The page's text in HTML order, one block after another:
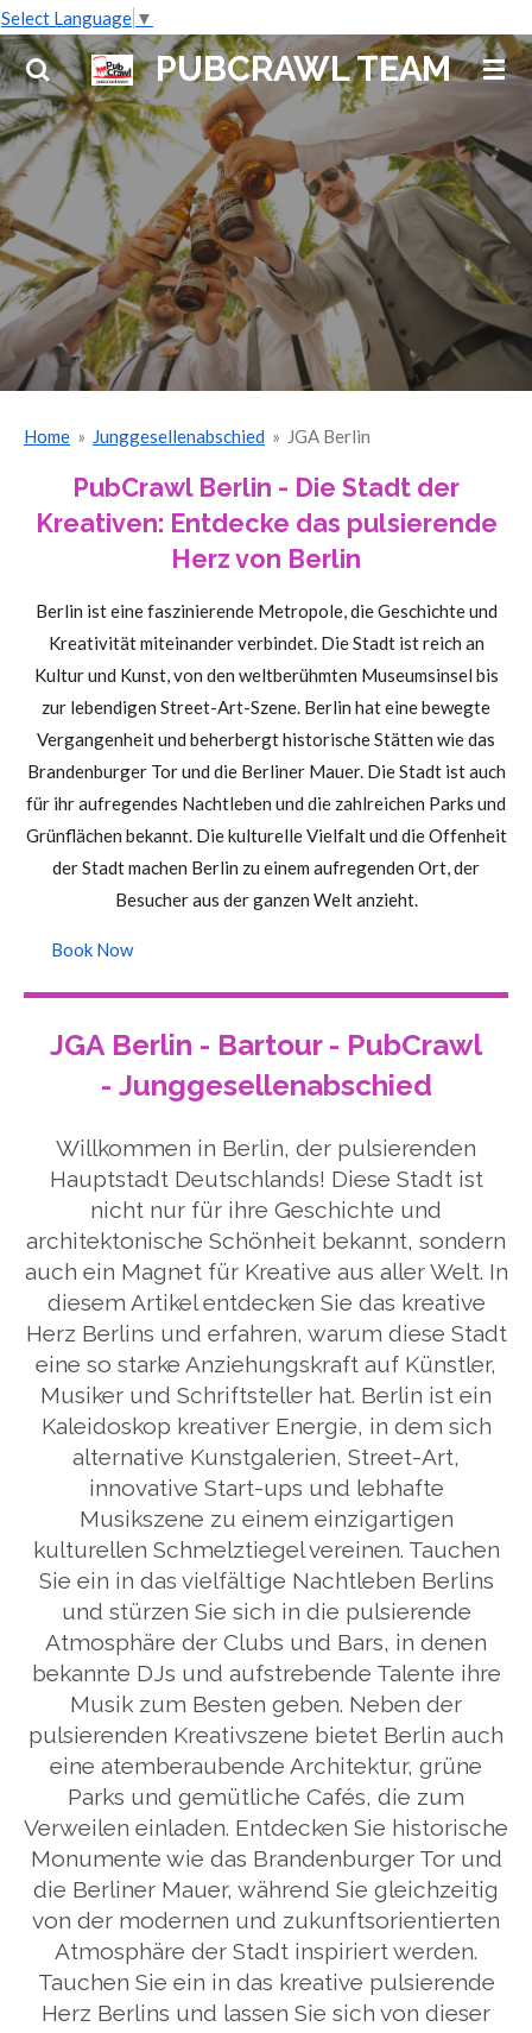
Select Language ▼
Zum
Hauptinhalt
springen
PUBCRAWL TEAM
Home » Junggesellenabschied » JGA Berlin
PubCrawl Berlin - Die Stadt der
Kreativen: Entdecke das pulsierende
Herz von Berlin
Berlin ist eine faszinierende Metropole, die Geschichte und
Kreativität miteinander verbindet. Die Stadt ist reich an
Kultur und Kunst, von den weltberühmten Museumsinsel bis
zur lebendigen Street-Art-Szene. Berlin hat eine bewegte
Vergangenheit und beherbergt historische Stätten wie das
Brandenburger Tor und die Berliner Mauer. Die Stadt ist auch
für ihr aufregendes Nachtleben und die zahlreichen Parks und
Grünflächen bekannt. Die kulturelle Vielfalt und die Offenheit
der Stadt machen Berlin zu einem aufregenden Ort, der
Besucher aus der ganzen Welt anzieht.
Book Now
JGA Berlin - Bartour - PubCrawl
- Junggesellenabschied
Willkommen in Berlin, der pulsierenden
Hauptstadt Deutschlands! Diese Stadt ist
nicht nur für ihre Geschichte und
architektonische Schönheit bekannt, sondern
auch ein Magnet für Kreative aus aller Welt. In
diesem Artikel entdecken Sie das kreative
Herz Berlins und erfahren, warum diese Stadt
eine so starke Anziehungskraft auf Künstler,
Musiker und Schriftsteller hat. Berlin ist ein
Kaleidoskop kreativer Energie, in dem sich
alternative Kunstgalerien, Street-Art,
innovative Start-ups und lebhafte
Musikszene zu einem einzigartigen
kulturellen Schmelztiegel vereinen. Tauchen
Sie ein in das vielfältige Nachtleben Berlins
und stürzen Sie sich in die pulsierende
Atmosphäre der Clubs und Bars, in denen
bekannte DJs und aufstrebende Talente ihre
Musik zum Besten geben. Neben der
pulsierenden Kreativszene bietet Berlin auch
eine atemberaubende Architektur, grüne
Parks und gemütliche Cafés, die zum
Verweilen einladen. Entdecken Sie historische
Monumente wie das Brandenburger Tor und
die Berliner Mauer, während Sie gleichzeitig
von der modernen und zukunftsorientierten
Atmosphäre der Stadt inspiriert werden.
Tauchen Sie ein in das kreative pulsierende
Herz Berlins und lassen Sie sich von dieser